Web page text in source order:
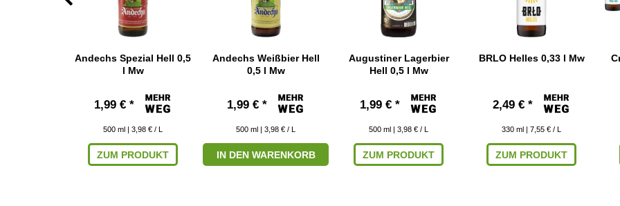
Andechs Spezial Hell 0,5
l Mw
1,99 € *
500 ml | 3,98 € / L
ZUM PRODUKT
Andechs Weißbier Hell
0,5 l Mw
1,99 € *
500 ml | 3,98 € / L
IN DEN WARENKORB
Augustiner Lagerbier
Hell 0,5 l Mw
1,99 € *
500 ml | 3,98 € / L
ZUM PRODUKT
BRLO Helles 0,33 l Mw
2,49 € *
330 ml | 7,55 € / L
ZUM PRODUKT